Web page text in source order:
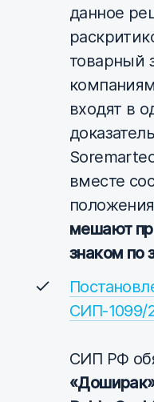
данное
товарный
входят в
вместе
мешают
знаком по
СИП-1099/
СИП РФ